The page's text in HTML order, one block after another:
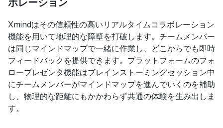
ボレーション
Xmindはその信頼性の高いリアルタイムコラボレーション
機能を用いて地理的な障壁を打破します。チームメンバー
は同じマインドマップで一緒に作業し、どこからでも即時
フィードバックを提供できます。プラットフォームのフォ
ロープレゼンタ機能はブレインストーミングセッション中
にチームメンバーがマインドマップを進んでいくのを補助
し、物理的な距離にもかかわらず共通の体験を生み出しま
す。